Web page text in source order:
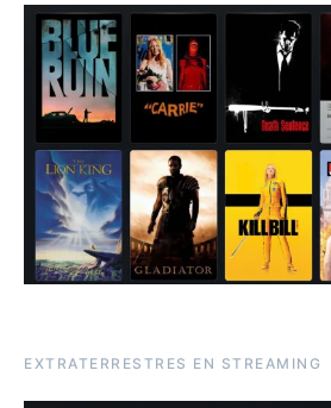
EXTRATERRESTRES EN STREAMING